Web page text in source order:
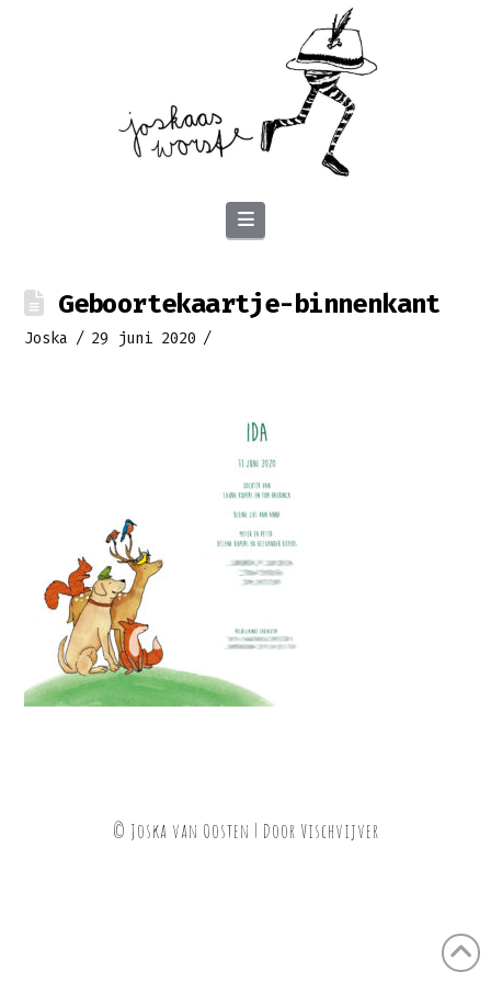
Navigation
Geboortekaartje-binnenkant
Joska 29 juni 2020
© Joska van Oosten | Door Vischvijver